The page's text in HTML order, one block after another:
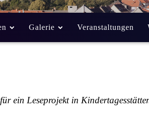
Galerie Veranstaltungen
ein Leseprojekt in